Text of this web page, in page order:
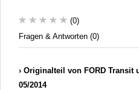
(0)
Fragen & Antworten (0)
Originalteil von FORD Transit
05/2014